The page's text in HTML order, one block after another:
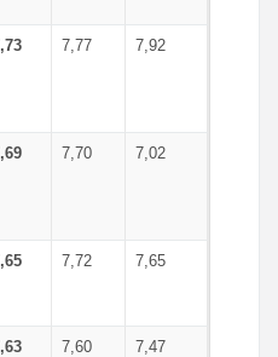
7,77 7,92
7,70 7,02
7,72 7,65
7,60 7,47